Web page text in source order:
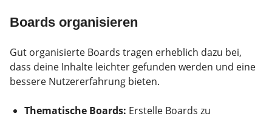
Boards organisieren
Gut organisierte Boards tragen erheblich dazu bei,
dass deine Inhalte leichter gefunden werden und eine
bessere Nutzererfahrung bieten.
Thematische Boards: Erstelle Boards zu